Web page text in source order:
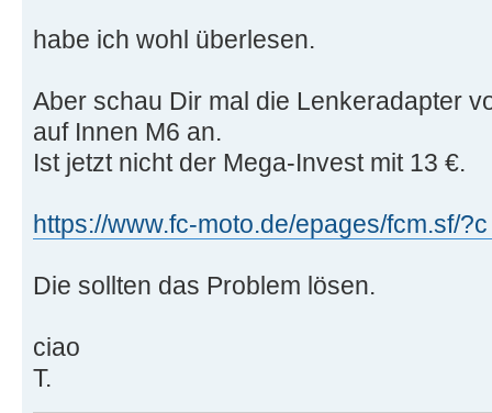
habe ich wohl überlesen.
Aber schau Dir mal die Lenkeradapter
auf Innen M6 an.
Ist jetzt nicht der Mega-Invest mit 13 €.
https://www.fc-moto.de/epages/fcm.sf/
Die sollten das Problem lösen.
ciao
T.